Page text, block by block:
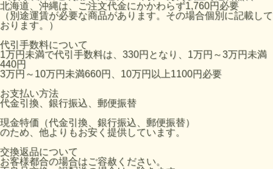
北海道、沖縄は、ご注文代金にかかわらず1,760円必要
（別途運賃が必要な商品があります。その場合個別に記載して
おります。）
代引手数料について
1万円未満で代引手数料は、330円となり、1万円～3万円未満
440円
3万円～10万円未満660円、10万円以上1100円必要
お支払い方法
代金引換、銀行振込、郵便振替
現金特価（代金引換、銀行振込、郵便振替）
のため、他よりもお安く提供しています。
交換返品について
お客様都合の場合はご容赦ください。